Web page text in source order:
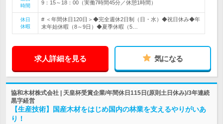
時間
9：15～18：00（実働7時間45分／休憩1時間）
休日
休暇
# ＜年間休日120日＞◆完全週休2日制（日・水）◆祝日休み◆年
末年始休暇（8～9日）◆夏季休暇（5…
求人詳細を見る 気になる
協和木材株式会社 | 天皇杯受賞企業/年間休日115日(原則土日休み)/3年連続
黒字経営
【生産技術】国産木材をはじめ国内の林業を支えるやりがいあ
り！